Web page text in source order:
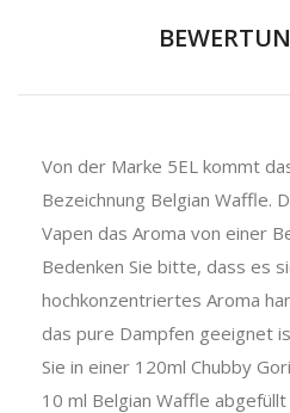
Von der Marke 5EL kommt
Bezeichnung Belgian Waffle.
Vapen das Aroma von einer
Bedenken Sie bitte, dass es
hochkonzentriertes Aroma
das pure Dampfen geeignet
Sie in einer 120ml Chubby
10 ml Belgian Waffle